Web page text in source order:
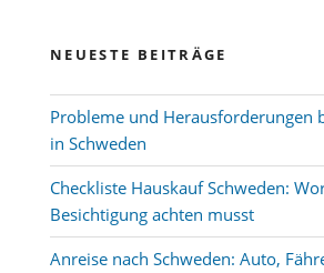
NEUESTE BEITRÄGE
Probleme und Herausforderungen
in Schweden
Checkliste Hauskauf Schweden:
Besichtigung achten musst
Anreise nach Schweden: Auto,